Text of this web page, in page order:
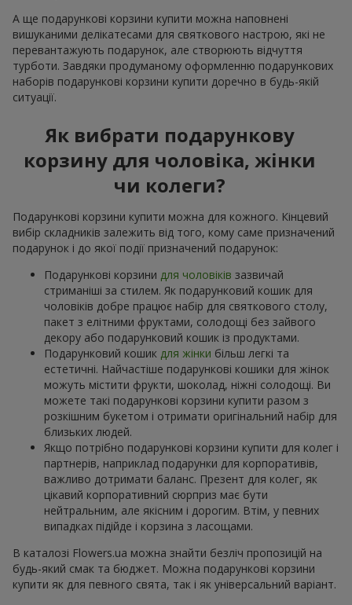
А ще подарункові корзини купити можна наповнені
вишуканими делікатесами для святкового настрою, які не
перевантажують подарунок, але створюють відчуття
турботи. Завдяки продуманому оформленню подарункових
наборів подарункові корзини купити доречно в будь-якій
ситуації.
Як вибрати подарункову
корзину для чоловіка, жінки
чи колеги?
Подарункові корзини купити можна для кожного. Кінцевий
вибір складників залежить від того, кому саме призначений
подарунок і до якої події призначений подарунок:
Подарункові корзини для чоловіків зазвичай
стриманіші за стилем. Як подарунковий кошик для
чоловіків добре працює набір для святкового столу,
пакет з елітними фруктами, солодощі без зайвого
декору або подарунковий кошик із продуктами.
Подарунковий кошик для жінки більш легкі та
естетичні. Найчастіше подарункові кошики для жінок
можуть містити фрукти, шоколад, ніжні солодощі. Ви
можете такі подарункові корзини купити разом з
розкішним букетом і отримати оригінальний набір для
близьких людей.
Якщо потрібно подарункові корзини купити для колег і
партнерів, наприклад подарунки для корпоративів,
важливо дотримати баланс. Презент для колег, як
цікавий корпоративний сюрприз має бути
нейтральним, але якісним і дорогим. Втім, у певних
випадках підійде і корзина з ласощами.
В каталозі Flowers.ua можна знайти безліч пропозицій на
будь-який смак та бюджет. Можна подарункові корзини
купити як для певного свята, так і як універсальний варіант.